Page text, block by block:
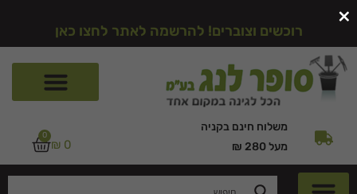
רוכשים וצוברים! להרשמה לאתר לחצו כאן
משלוח חינם בקניה
מעל 280 ₪
₪ 0
0
×